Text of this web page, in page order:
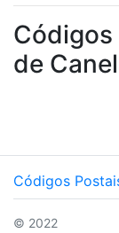
Códigos
de
Códigos
© 2022